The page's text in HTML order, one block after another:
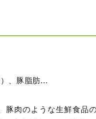
、豚脂肪…
豚肉のような生鮮食品